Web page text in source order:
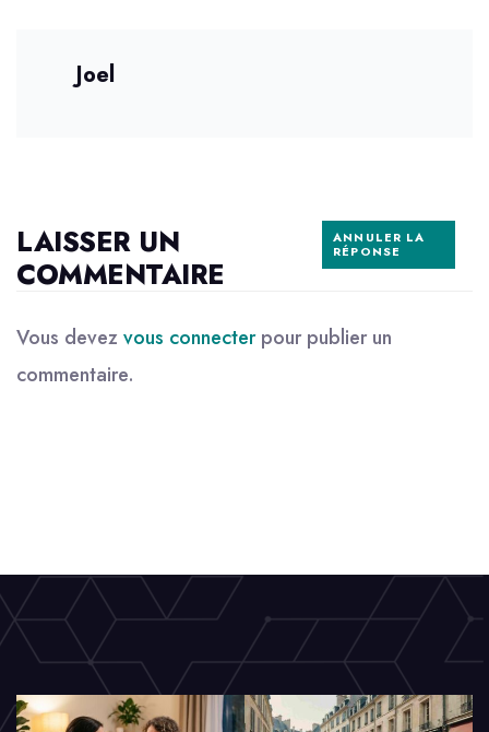
Joel
LAISSER UN
COMMENTAIRE
ANNULER LA
RÉPONSE
Vous devez vous connecterpour publier un
commentaire.